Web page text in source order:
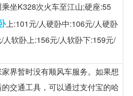
坐K328次火车至江山;硬座:55
上:101元/人硬卧中:106元/人硬卧
人软卧上:156元/人软卧下:159元/
界暂时没有顺风车服务。如果想
交通工具，可以通过支付宝的哈